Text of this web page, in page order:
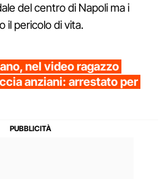
del centro di Napoli ma i
il pericolo di vita.
nel video ragazzo
anziani: arrestato per